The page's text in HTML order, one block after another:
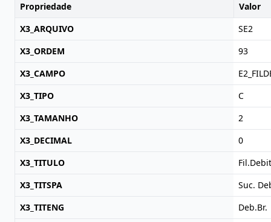
Propriedade
Valor
X3_ARQUIVO
SE2
X3_ORDEM
93
X3_CAMPO
X3_TIPO
C
X3_TAMANHO
2
X3_DECIMAL
0
X3_TITULO
X3_TITSPA
Suc.
X3_TITENG
Deb.Br.